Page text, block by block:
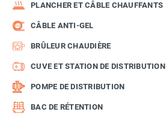
PLANCHER ET CÂBLE CHAUFFANTS
CÂBLE ANTI-GEL
BRÛLEUR CHAUDIÈRE
CUVE ET STATION DE DISTRIBUTION
POMPE DE DISTRIBUTION
BAC DE RÉTENTION